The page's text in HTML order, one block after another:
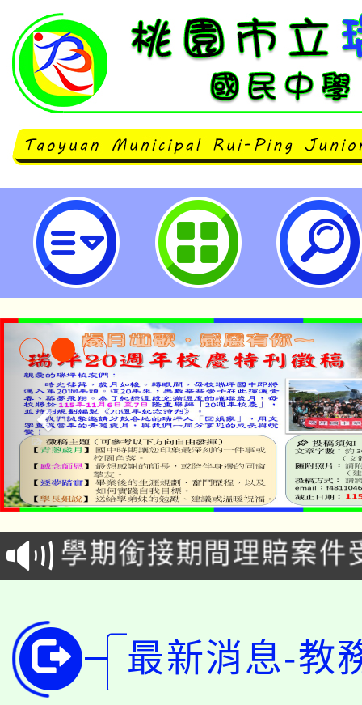
臺中教育大學辦理「都會區原住民
輔導策略工作坊」-桃園市立瑞坪
淨零綠生活教案入校路
會
115年食農教育專業人
程
學期銜接期間理賠案件
學籍身 分審查程序及
版
淨零綠領人才培育課程
公告本校115學年度第
代理(課)教師甄選結果(
「2026金融保險知識
最新消息-教